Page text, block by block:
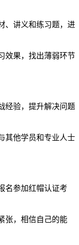
、讲义和练习题，进
效果，找出薄弱环节
经验，提升解决问题
其他学员和专业人士
名参加红帽认证考
张，相信自己的能